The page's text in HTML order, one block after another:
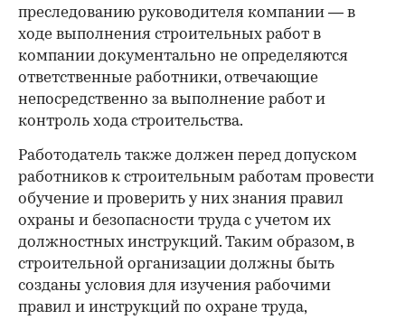
преследованию руководителя компании — в
ходе выполнения строительных работ в
компании документально не определяются
ответственные работники, отвечающие
непосредственно за выполнение работ и
контроль хода строительства.
Работодатель также должен перед допуском
работников к строительным работам провести
обучение и проверить у них знания правил
охраны и безопасности труда с учетом их
должностных инструкций. Таким образом, в
строительной организации должны быть
созданы условия для изучения рабочими
правил и инструкций по охране труда,